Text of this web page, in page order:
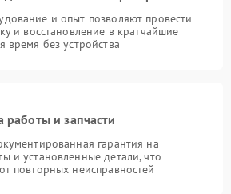
и опыт позволяют провести
и восстановление в кратчайшие
время без устройства
работы и запчасти
гарантия на
и установленные детали, что
повторных неисправностей